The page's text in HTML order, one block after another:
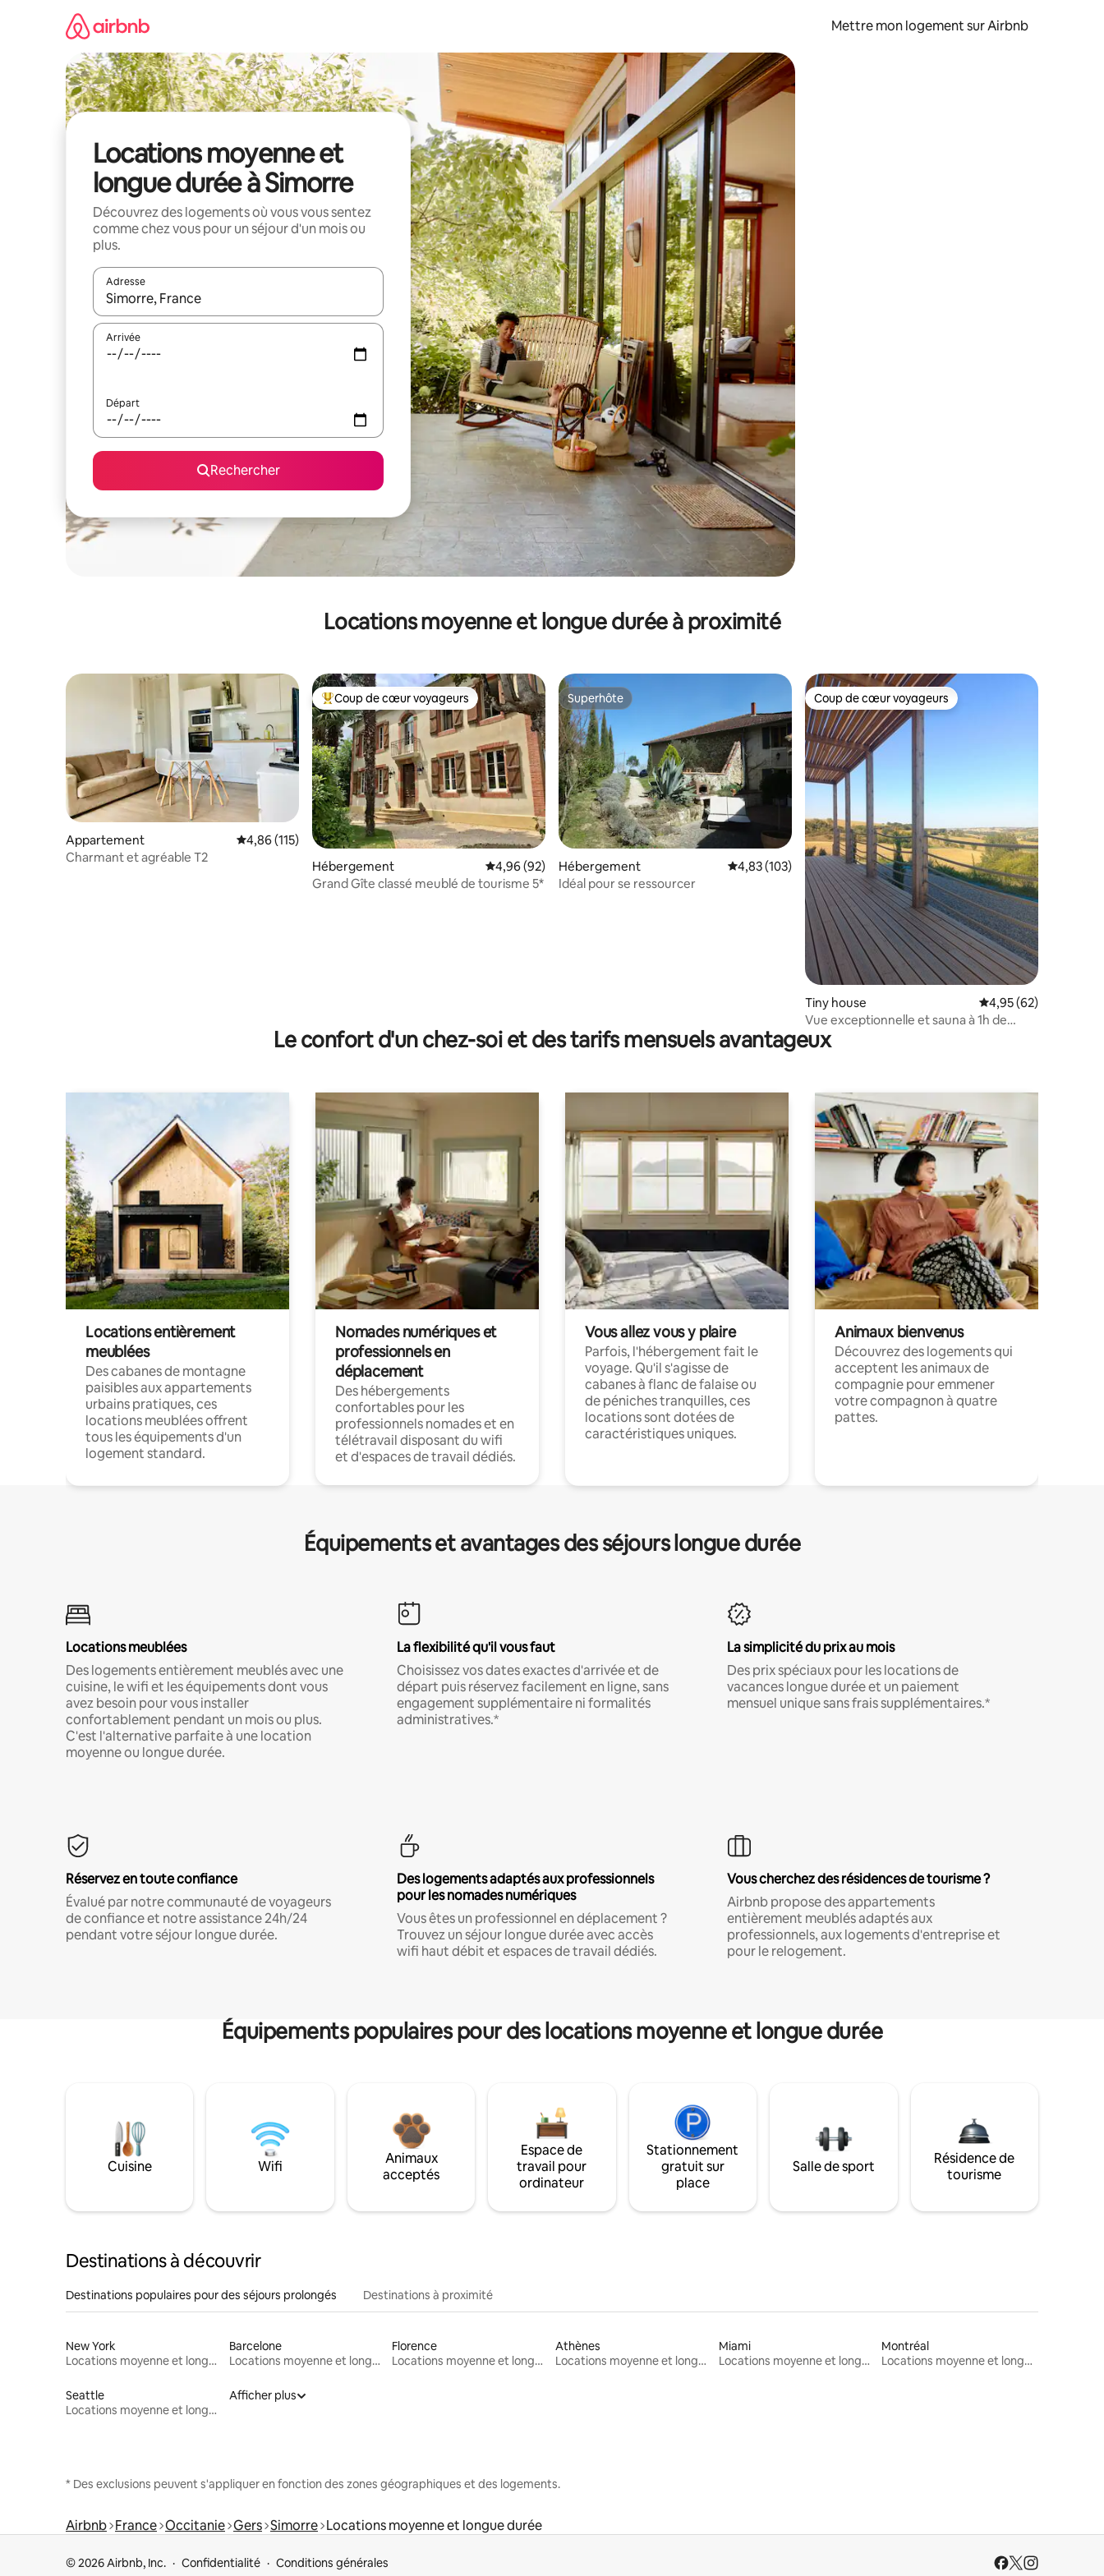
Mettre mon logement sur Airbnb
Locations moyenne et
longue durée à Simorre
Découvrez des logements où vous vous sentez
comme chez vous pour un séjour d'un mois ou
plus.
Adresse
Lorsque les résultats s'affichent, utilisez les flèches vers le haut et vers le bas pour les parcourir ou en appuyant et en faisant glisser.
Arrivée
Départ
Rechercher
Locations moyenne et longue durée à proximité
Appartement Évaluation moyenne sur la base de 115 commentaires : 4,86 sur 5
4,86 (115)
Charmant et agréable T2
Coups de cœur voyageurs les plus appréciés
Coup de cœur voyageurs
Hébergement Évaluation moyenne sur la base de 92 commentaires : 4,96 sur 5
4,96 (92)
Grand Gîte classé meublé de tourisme 5*
Superhôte
Superhôte
Hébergement Évaluation moyenne sur la base de 103 commentaires : 4,83 sur 5
4,83 (103)
Idéal pour se ressourcer
Coup de cœur voyageurs
Coup de cœur voyageurs
Tiny house Évaluation moyenne
4,95 (62)
Vue exceptionnelle et sauna à 1h de
Toulouse.
Le confort d'un chez-soi et des tarifs mensuels avantageux
Locations entièrement
meublées
Des cabanes de montagne
paisibles aux appartements
urbains pratiques, ces
locations meublées offrent
tous les équipements d'un
logement standard.
Nomades numériques et
professionnels en
déplacement
Des hébergements
confortables pour les
professionnels nomades et en
télétravail disposant du wifi
et d'espaces de travail dédiés.
Vous allez vous y plaire
Parfois, l'hébergement fait le
voyage. Qu'il s'agisse de
cabanes à flanc de falaise ou
de péniches tranquilles, ces
locations sont dotées de
caractéristiques uniques.
Animaux bienvenus
Découvrez des logements qui
acceptent les animaux de
compagnie pour emmener
votre compagnon à quatre
pattes.
Équipements et avantages des séjours longue durée
Locations meublées
Des logements entièrement meublés avec une
cuisine, le wifi et les équipements dont vous
avez besoin pour vous installer
confortablement pendant un mois ou plus.
C'est l'alternative parfaite à une location
moyenne ou longue durée.
La flexibilité qu'il vous faut
Choisissez vos dates exactes d'arrivée et de
départ puis réservez facilement en ligne, sans
engagement supplémentaire ni formalités
administratives.*
La simplicité du prix au mois
Des prix spéciaux pour les locations de
vacances longue durée et un paiement
mensuel unique sans frais supplémentaires.*
Réservez en toute confiance
Évalué par notre communauté de voyageurs
de confiance et notre assistance 24h/24
pendant votre séjour longue durée.
Des logements adaptés aux professionnels
pour les nomades numériques
Vous êtes un professionnel en déplacement ?
Trouvez un séjour longue durée avec accès
wifi haut débit et espaces de travail dédiés.
Vous cherchez des résidences de tourisme ?
Airbnb propose des appartements
entièrement meublés adaptés aux
professionnels, aux logements d'entreprise et
pour le relogement.
Équipements populaires pour des locations moyenne et longue durée
Cuisine Wifi
Animaux
acceptés
Espace de
travail pour
ordinateur
Stationnement
gratuit sur
place
Salle de sport
Résidence de
tourisme
Destinations à découvrir
Destinations populaires pour des séjours prolongés Destinations à proximité
New York
Locations moyenne et longue durée
Barcelone
Locations moyenne et longue durée
Florence
Locations moyenne et longue durée
Athènes
Locations moyenne et longue durée
Miami
Locations moyenne et longue durée
Montréal
Locations moyenne et longue durée
Seattle
Locations moyenne et longue durée
Afficher plus
* Des exclusions peuvent s'appliquer en fonction des zones géographiques et des logements.
Airbnb France Occitanie Gers Simorre Locations moyenne et longue durée
© 2026 Airbnb, Inc. Confidentialité Conditions générales